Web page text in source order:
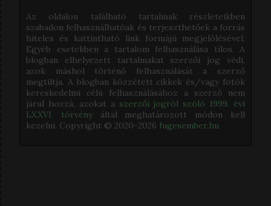
Az oldalon található tartalmak részleteikben
szabadon felhasználhatóak és terjeszthetőek a forrás
hiteles és kattintható link formájú megjelölésével.
Egyéb esetekben a tartalom felhasználása tilos. A
blogban elhelyezett tartalmakat szerzői jog védi,
azok máshol történő felhasználását a szerző
megtiltja. A blogban közzétett cikkek és/vagy fotók
kereskedelmi célú felhasználásához a szerző nem
járul hozzá, azokat a szerzői jogról szóló 1999. évi
LXXVI. törvényáltal meghatározott módon kell
kezelni. Copyright © 2020-2026 fugesember.hu